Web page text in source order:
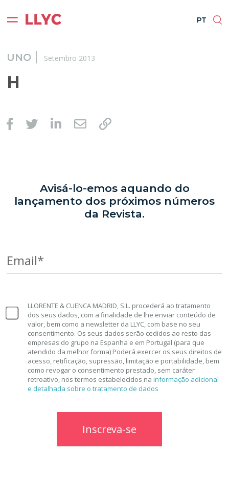
PT
PT
UNO Setembro 2013
H
Avisá-lo-emos aquando do
lançamento dos próximos números
da Revista.
Email*
LLORENTE & CUENCA MADRID, S.L. procederá ao tratamento
dos seus dados, com a finalidade de lhe enviar conteúdo de
valor, bem como a newsletter da LLYC, com base no seu
consentimento. Os seus dados serão cedidos ao resto das
empresas do grupo na Espanha e em Portugal (para que
atendido da melhor forma) Poderá exercer os seus direitos de
acesso, retificação, supressão, limitação e portabilidade, bem
como revogar o consentimento prestado, sem caráter
retroativo, nos termos estabelecidos na informação adicional
e detalhada sobre o tratamento de dados